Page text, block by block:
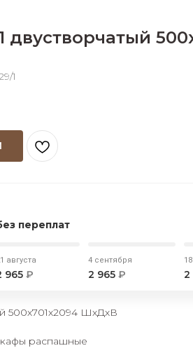
1
переплат
августа
965 ₽
4 сентября
2 965 ₽ 2
500х701х2094 ШхДхВ
распашные